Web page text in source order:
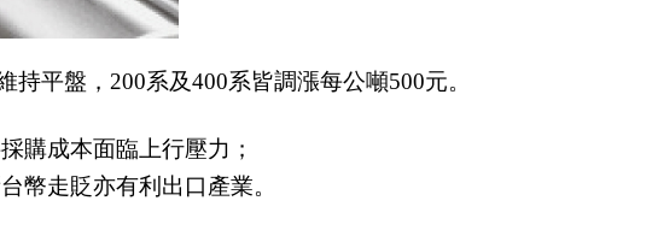
平盤，200系及400系皆調漲每公噸500元。
購成本面臨上行壓力；
幣走貶亦有利出口產業。